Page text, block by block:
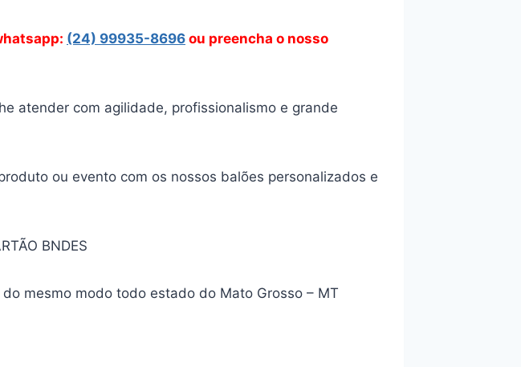
(24) 99935-8696 ou preencha o nosso
atender com agilidade, profissionalismo e grande
ou evento com os nossos balões personalizados e
BNDES
mesmo modo todo estado do Mato Grosso – MT